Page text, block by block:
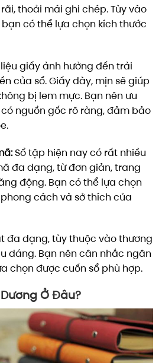
thoải mái ghi chép. Tùy vào
có thể lựa chọn kích thước
giấy ảnh hưởng đến trải
của sổ. Giấy dày, mịn sẽ giúp
bị lem mực. Bạn nên ưu
nguồn gốc rõ ràng, đảm bảo
Sổ tập hiện nay có rất nhiều
đa dạng, từ đơn giản, trang
động. Bạn có thể lựa chọn
cách và sở thích của
đa dạng, tùy thuộc vào thương
dáng. Bạn nên cân nhắc ngân
chọn được cuốn sổ phù hợp.
Ở Đâu?